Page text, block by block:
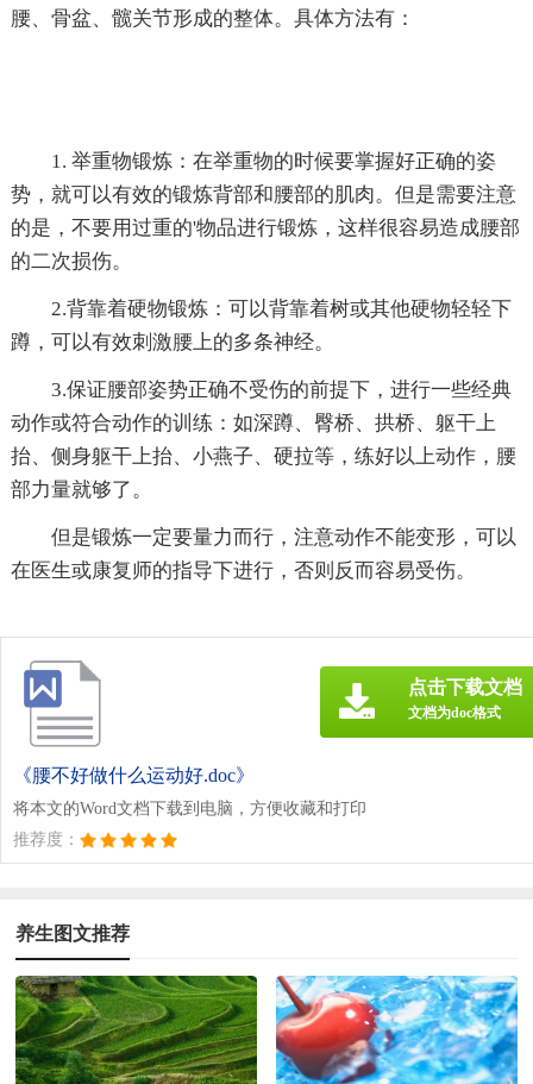
腰、骨盆、髋关节形成的整体。具体方法有：
1. 举重物锻炼：在举重物的时候要掌握好正确的姿
势，就可以有效的锻炼背部和腰部的肌肉。但是需要注意
的是，不要用过重的'物品进行锻炼，这样很容易造成腰部
的二次损伤。
2.背靠着硬物锻炼：可以背靠着树或其他硬物轻轻下
蹲，可以有效刺激腰上的多条神经。
3.保证腰部姿势正确不受伤的前提下，进行一些经典
动作或符合动作的训练：如深蹲、臀桥、拱桥、躯干上
抬、侧身躯干上抬、小燕子、硬拉等，练好以上动作，腰
部力量就够了。
但是锻炼一定要量力而行，注意动作不能变形，可以
在医生或康复师的指导下进行，否则反而容易受伤。
《腰不好做什么运动好.doc》
将本文的Word文档下载到电脑，方便收藏和打印
推荐度：
点击下载文档
文档为doc格式
养生图文推荐